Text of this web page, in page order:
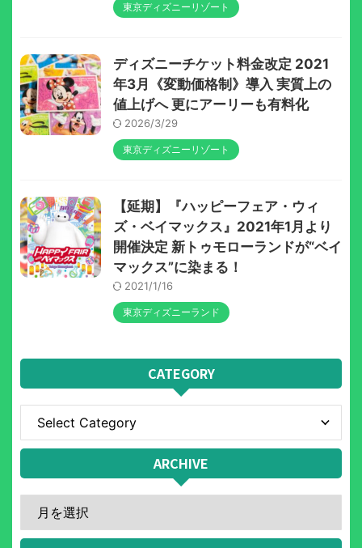
東京ディズニーリゾート
ディズニーチケット料金改定 2021
年3月《変動価格制》導入 実質上の
値上げへ 更にアーリーも有料化
2026/3/29
東京ディズニーリゾート
【延期】『ハッピーフェア・ウィ
ズ・ベイマックス』2021年1月より
開催決定 新トゥモローランドが“ベイ
マックス”に染まる！
2021/1/16
東京ディズニーランド
CATEGORY
ARCHIVE